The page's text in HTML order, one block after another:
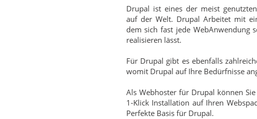
Drupal ist eines der meist
auf der Welt. Drupal Arbeitet mit
dem sich fast jede Web­Anwendung
realisieren lässt.
Für Drupal gibt es ebenfalls
womit Drupal auf Ihre Bedürfnisse
Als Webhoster für Drupal können
1-Klick Installation auf Ihren
Perfekte Basis für Drupal.